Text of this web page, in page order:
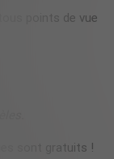
points de vue
sont gratuits !